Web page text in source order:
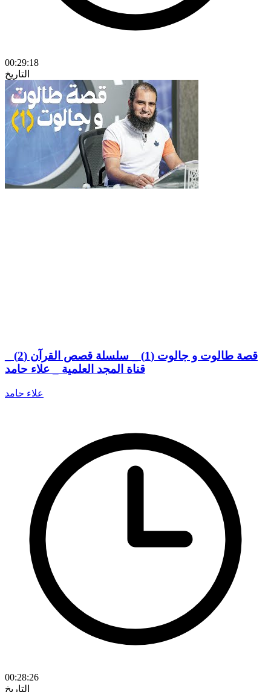
00:29:18
التاريخ
قصة طالوت و جالوت (1) _ سلسلة قصص القرآن (2) _
قناة المجد العلمية _ علاء حامد
علاء حامد
00:28:26
التاريخ